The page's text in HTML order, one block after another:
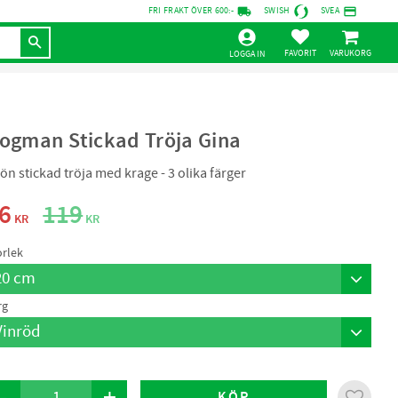
FRI FRAKT ÖVER 600:- local_shipping SWISH SVEA credit_card
LOGGA IN FAVORITER
KUNDVAGN
Stickad Tröja Gina
stickad tröja med krage - 3 olika färger
pris:
KR Ordinarie pris:
119KR